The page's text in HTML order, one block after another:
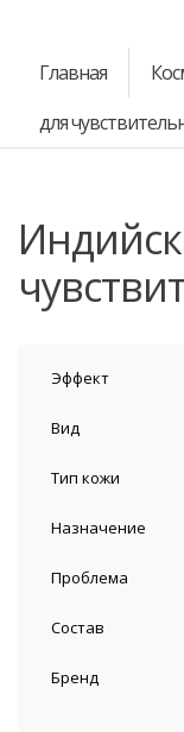
Главная
для
индийская косметика для
Эффект
Вид
Тип кожи
Назначение
Проблема
Состав
Бренд